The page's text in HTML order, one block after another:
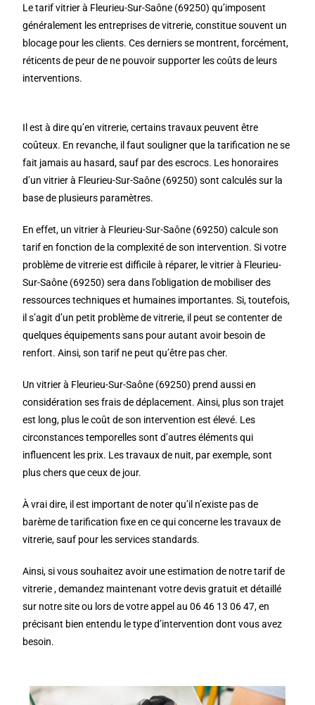
Le tarif vitrier à Fleurieu-Sur-Saône (69250) qu’imposent
généralement les entreprises de vitrerie, constitue souvent un
blocage pour les clients. Ces derniers se montrent, forcément,
réticents de peur de ne pouvoir supporter les coûts de leurs
interventions.
Il est à dire qu’en vitrerie, certains travaux peuvent être
coûteux. En revanche, il faut souligner que la tarification ne se
fait jamais au hasard, sauf par des escrocs. Les honoraires
d’un vitrier à Fleurieu-Sur-Saône (69250) sont calculés sur la
base de plusieurs paramètres.
En effet, un vitrier à Fleurieu-Sur-Saône (69250) calcule son
tarif en fonction de la complexité de son intervention. Si votre
problème de vitrerie est difficile à réparer, le vitrier à Fleurieu-
Sur-Saône (69250) sera dans l’obligation de mobiliser des
ressources techniques et humaines importantes. Si, toutefois,
il s’agit d’un petit problème de vitrerie, il peut se contenter de
quelques équipements sans pour autant avoir besoin de
renfort. Ainsi, son tarif ne peut qu’être pas cher.
Un vitrier à Fleurieu-Sur-Saône (69250) prend aussi en
considération ses frais de déplacement. Ainsi, plus son trajet
est long, plus le coût de son intervention est élevé. Les
circonstances temporelles sont d’autres éléments qui
influencent les prix. Les travaux de nuit, par exemple, sont
plus chers que ceux de jour.
À vrai dire, il est important de noter qu’il n’existe pas de
barème de tarification fixe en ce qui concerne les travaux de
vitrerie, sauf pour les services standards.
Ainsi, si vous souhaitez avoir une estimation de notre tarif de
vitrerie , demandez maintenant votre devis gratuit et détaillé
sur notre site ou lors de votre appel au 06 46 13 06 47, en
précisant bien entendu le type d’intervention dont vous avez
besoin.